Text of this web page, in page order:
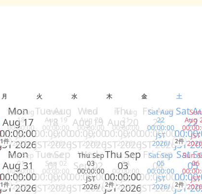
月 火 水 木 金 土
Mon
Aug 17
00:00:00
JST 2026
1件
Tue Aug
18
00:00:00
JST
2026/
Tue Aug
18
00:00:00
JST 2026
Wed
Aug 19
00:00:00
JST
2026/
Wed
Aug 19
00:00:00
JST 2026
Thu
Aug 20
00:00:00
JST
2026/
Thu
Aug 20
00:00:00
JST 2026
Fri Aug
21
00:00:00
JST
2026/
Fri Aug
21
00:00:00
JST 2026
Sat Aug
22
00:00:00
JST
2026/
Sat
22
JST
2件
Sun
Aug
JST
Mon
Aug 31
00:00:00
JST 2026
1件
Tue Sep
01
00:00:00
JST
2026/
Tue Sep
01
00:00:00
JST 2026
Wed
Sep 02
00:00:00
JST
2026/
Wed
Sep 02
00:00:00
JST 2026
Thu Sep
03
00:00:00
JST
2026/
Thu Sep
03
00:00:00
JST 2026
2件
Fri Sep
04
00:00:00
JST
2026/
Fri Sep
04
00:00:00
JST 2026
Sat Sep
05
00:00:00
JST
2026/
Sat
05
JST
2件
Sun
06
JST